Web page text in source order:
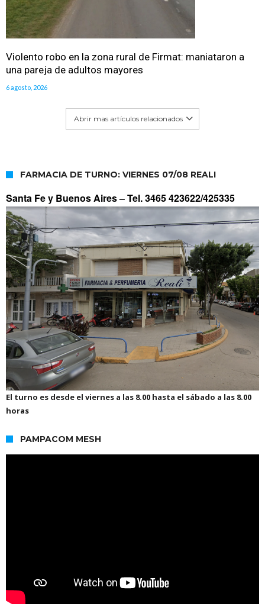
Violento robo en la zona rural de Firmat: maniataron a
una pareja de adultos mayores
6 agosto, 2026
Abrir mas artículos relacionados
FARMACIA DE TURNO: VIERNES 07/08 REALI
Santa Fe y Buenos Aires –Tel. 3465 423622/425335
El turno es desde el viernes a las 8.00 hasta el sábado a las 8.00
horas
PAMPACOM MESH